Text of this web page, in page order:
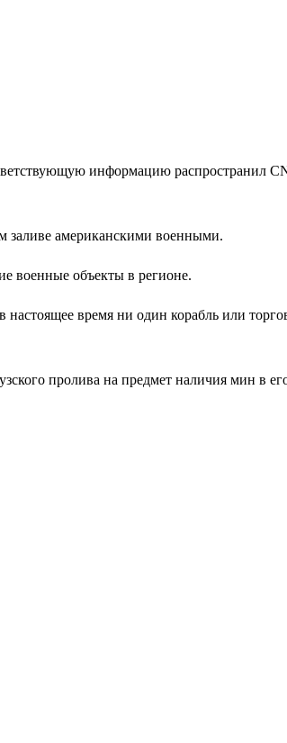
информацию распространил
заливе американскими военными.
военные объекты в регионе.
время ни один корабль или
пролива на предмет наличия мин в